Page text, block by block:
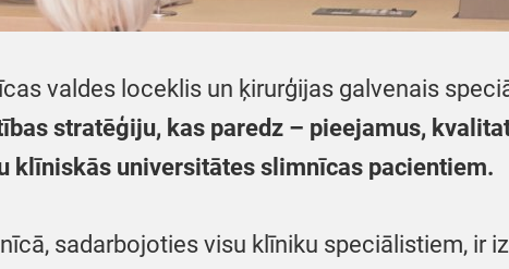
valdes loceklis un ķirurģijas galvenais
stratēģiju, kas paredz – pieejamus,
klīniskās universitātes slimnīcas pacientiem.
sadarbojoties visu klīniku speciālistiem, ir